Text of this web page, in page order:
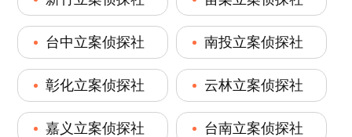
台中立案侦探社 南投立案侦探社
彰化立案侦探社 云林立案侦探社
嘉义立案侦探社 台南立案侦探社